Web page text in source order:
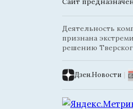
Деятельность
признана
решению
Дзен.Новости |